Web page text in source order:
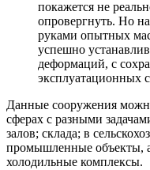
покажется не
опровергнуть. Но
руками опытных
успешно
деформаций, с
эксплуатационных
Данные сооружения
сферах с разными
залов; склада; в
промышленные объекты,
холодильные комплексы.